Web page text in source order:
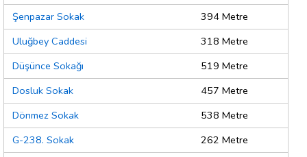
Şenpazar Sokak
394 Metre
Uluğbey Caddesi
318 Metre
Düşünce Sokağı
519 Metre
Dosluk Sokak
457 Metre
Dönmez Sokak
538 Metre
G-238. Sokak
262 Metre